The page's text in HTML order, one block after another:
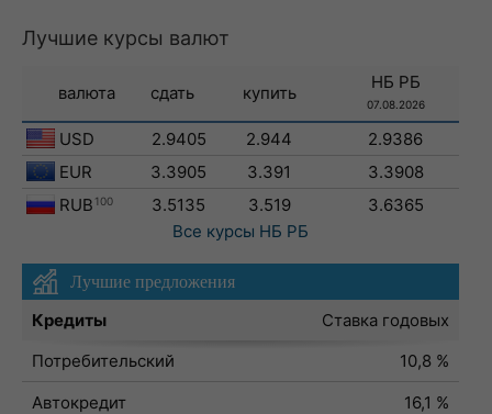
Лучшие курсы валют
валюта сдать купить
НБ РБ
07.08.2026
USD 2.9405 2.944
2.9386
EUR
3.3905 3.391
3.3908
RUB 100 3.5135 3.519
3.6365
Все курсы НБ РБ
Лучшие предложения
Кредиты
Ставка годовых
Потребительский
10,8 %
Автокредит
16,1 %